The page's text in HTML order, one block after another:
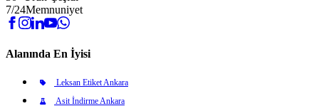
7/24Memnuniyet
Alanında En İyisi
Leksan Etiket Ankara
Asit İndirme Ankara